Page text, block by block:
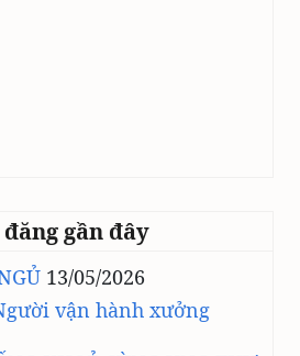
gần đây
13/05/2026
vận hành xưởng